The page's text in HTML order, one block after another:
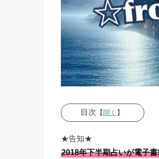
目次 【開く 】
★告知★
2018年下半期占いが電子